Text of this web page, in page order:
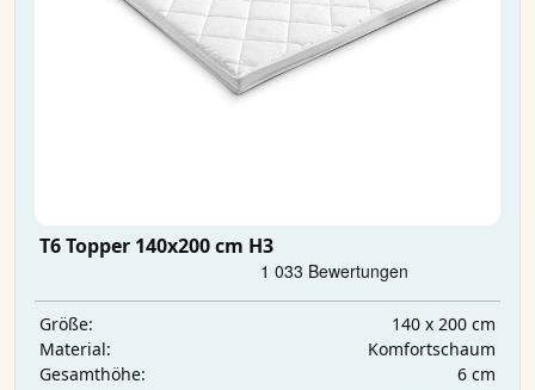
T6 Topper 140x200 cm H3
Größe:
140 x 200 cm
Material:
Komfortschaum
Gesamthöhe:
6 cm